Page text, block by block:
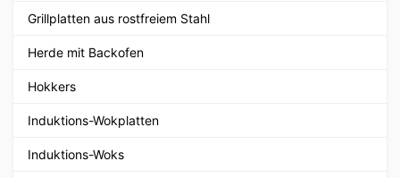
Grillplatten aus rostfreiem Stahl
Herde mit Backofen
Hokkers
Induktions-Wokplatten
Induktions-Woks